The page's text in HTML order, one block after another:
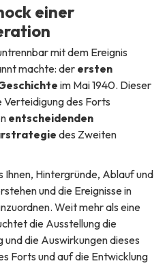
einer
mit dem Ereignis
machte: der ersten
im Mai 1940. Dieser
des Forts
entscheidenden
des Zweiten
Ihnen, Hintergründe, Ablauf und
und die Ereignisse in
Weit mehr als eine
die Ausstellung die
und die Auswirkungen dieses
Forts und auf die Entwicklung